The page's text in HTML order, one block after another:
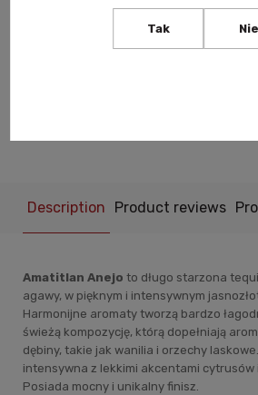
Description Product reviews
Amatitlan Anejo to długo starzona
agawy, w pięknym i intensywnym
Harmonijne aromaty tworzą bardzo
świeżą kompozycję, którą dopełniają
dębiny, takie jak wanilia i orzechy
intensywna z lekkimi akcentami cytrusów
Posiada mocny i unikalny finisz.
Tak Nie